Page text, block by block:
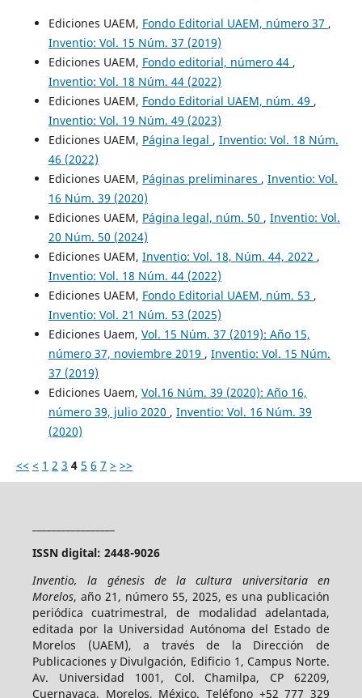
Ediciones UAEM, Fondo Editorial UAEM, número 37 ,
Inventio: Vol. 15 Núm. 37 (2019)
Ediciones UAEM, Fondo editorial, número 44 ,
Inventio: Vol. 18 Núm. 44 (2022)
Ediciones UAEM, Fondo Editorial UAEM, núm. 49 ,
Inventio: Vol. 19 Núm. 49 (2023)
Ediciones UAEM, Página legal , Inventio: Vol. 18 Núm.
46 (2022)
Ediciones UAEM, Páginas preliminares , Inventio: Vol.
16 Núm. 39 (2020)
Ediciones UAEM, Página legal, núm. 50 , Inventio: Vol.
20 Núm. 50 (2024)
Ediciones UAEM, Inventio: Vol. 18, Núm. 44, 2022 ,
Inventio: Vol. 18 Núm. 44 (2022)
Ediciones UAEM, Fondo Editorial UAEM, núm. 53 ,
Inventio: Vol. 21 Núm. 53 (2025)
Ediciones Uaem, Vol. 15 Núm. 37 (2019): Año 15,
número 37, noviembre 2019 , Inventio: Vol. 15 Núm.
37 (2019)
Ediciones Uaem, Vol.16 Núm. 39 (2020): Año 16,
número 39, julio 2020 , Inventio: Vol. 16 Núm. 39
(2020)
<< < 1 2 3 4 5 6 7 > >>
ISSN digital: 2448-9026
Inventio, la génesis de la cultura universitaria en
Morelos, año 21, número 55, 2025, es una publicación
periódica cuatrimestral, de modalidad adelantada,
editada por la Universidad Autónoma del Estado de
Morelos (UAEM), a través de la Dirección de
Publicaciones y Divulgación, Edificio 1, Campus Norte.
Av. Universidad 1001, Col. Chamilpa, CP 62209,
Cuernavaca, Morelos, México. Teléfono +52 777 329